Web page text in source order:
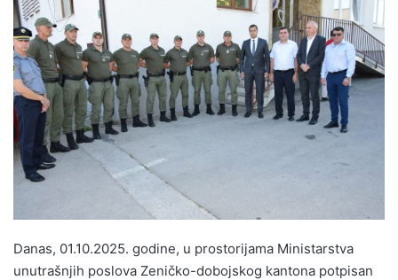
a
n
e
m
a
l
Danas, 01.10.2025. godine, u prostorijama Ministarstva
unutrašnjih poslova Zeničko-dobojskog kantona potpisan